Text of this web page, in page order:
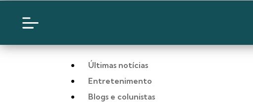
Últimas notícias
Entretenimento
Blogs e colunistas